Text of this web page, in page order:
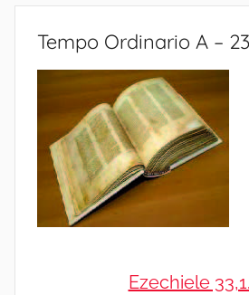
Tempo Ordinario A –
Ezechiele